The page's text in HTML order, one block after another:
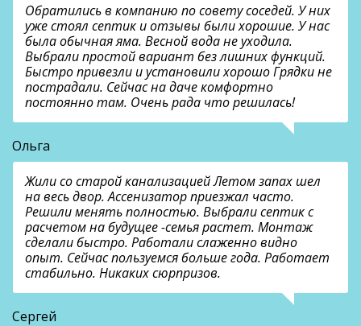
Обратились в компанию по совету соседей. У них
уже стоял септик и отзывы были хорошие. У нас
была обычная яма. Весной вода не уходила.
Выбрали простой вариант без лишних функций.
Быстро привезли и установили хорошо Грядки не
пострадали. Сейчас на даче комфортно
постоянно там. Очень рада что решилась!
Ольга
Жили со старой канализацией Летом запах шел
на весь двор. Ассенизатор приезжал часто.
Решили менять полностью. Выбрали септик с
расчетом на будущее -семья растет. Монтаж
сделали быстро. Работали слаженно видно
опыт. Сейчас пользуемся больше года. Работает
стабильно. Никаких сюрпризов.
Сергей